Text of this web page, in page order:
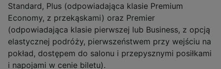
Standard, Plus (odpowiadająca klasie Premium
Economy, z przekąskami) oraz Premier
(odpowiadająca klasie pierwszej lub Business, z opcją
elastycznej podróży, pierwszeństwem przy wejściu na
pokład, dostępem do salonu i przepysznymi posiłkami
i napojami w cenie biletu).